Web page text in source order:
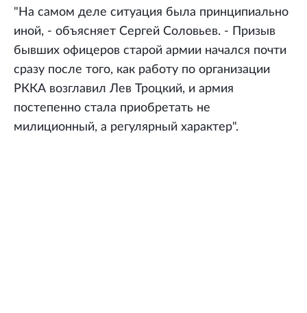
"На самом деле ситуация была принципиально
иной, - объясняет Сергей Соловьев. - Призыв
бывших офицеров старой армии начался почти
сразу после того, как работу по организации
РККА возглавил Лев Троцкий, и армия
постепенно стала приобретать не
милиционный, а регулярный характер".